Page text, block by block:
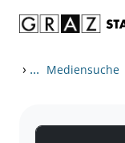
› ... Mediensuche